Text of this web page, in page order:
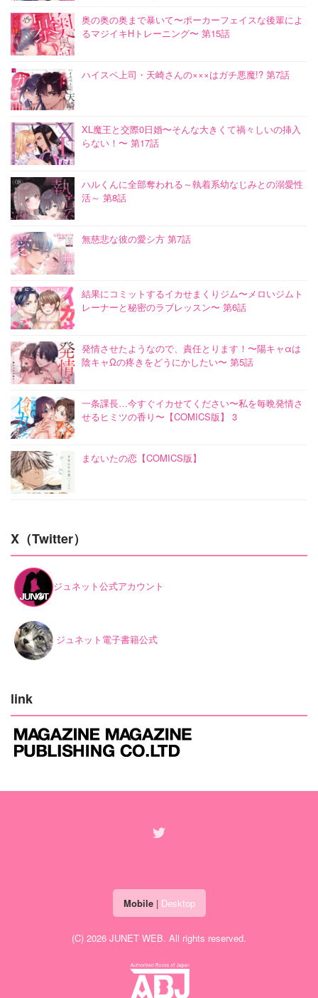
奥の奥の奥まで暴いて〜ポーカーフェイスな後輩によ
るマジイキHトレーニング〜 第15話
ハイスペ上司・天崎さんの×××はガチ悪魔!? 第7話
XL魔王と交際0日婚〜そんな大きくて禍々しいの挿入
らない！〜 第17話
ハルくんに全部奪われる～執着系幼なじみとの溺愛性
活～ 第8話
無慈悲な彼の愛シ方 第7話
結果にコミットするイカせまくりジム〜メロいジムト
レーナーと秘密のラブレッスン〜 第6話
発情させたようなので、責任とります！〜陽キャαは
陰キャΩの疼きをどうにかしたい〜 第5話
一条課長…今すぐイカせてください〜私を毎晩発情さ
せるヒミツの香り〜【COMICS版】 3
まないたの恋【COMICS版】
X（Twitter）
ジュネット公式アカウント
ジュネット電子書籍公式
link
Mobile| Desktop
(C) 2026 JUNET WEB. All rights reserved.